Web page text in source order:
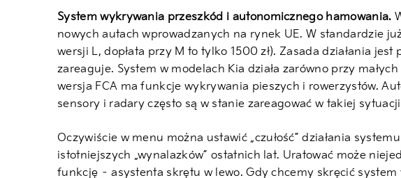
System wykrywania przeszkód i autonomicznego hamowania.
nowych autach wprowadzanych na rynek UE. W standardzie
wersji L, dopłata przy M to tylko 1500 zł). Zasada działania
zareaguje. System w modelach Kia działa zarówno przy
wersja FCA ma funkcje wykrywania pieszych i rowerzystów.
sensory i radary często są w stanie zareagować w takiej
Oczywiście w menu można ustawić „czułość” działania
istotniejszych „wynalazków” ostatnich lat. Uratować może
funkcję – asystenta skrętu w lewo. Gdy chcemy skręcić